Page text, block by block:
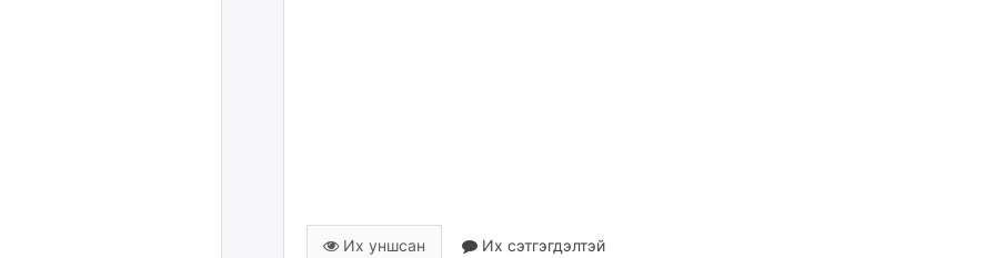
Их уншсан Их сэтгэгдэлтэй